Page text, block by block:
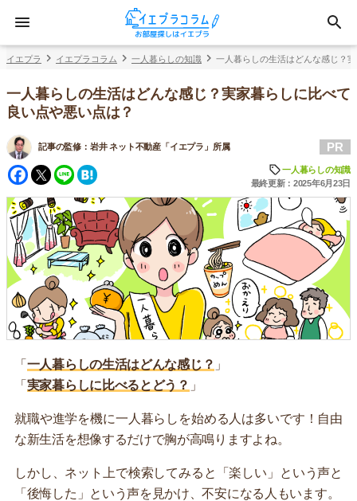
イエプラ イエプラコラム 一人暮らしの知識 一人暮らしの生活はどんな感じ？
一人暮らしの生活はどんな感じ？実家暮らしに比べて
良い点や悪い点は？
記事の監修： 岩井 ネット不動産「イエプラ」所属
Facebook
Twitter
Line
PR
一人暮らしの知識
最終更新：2025年6月23日
「 一人暮らしの生活はどんな感じ？ 」
「 実家暮らしに比べるとどう？ 」
就職や進学を機に一人暮らしを始める人は多いです！自由
な新生活を想像するだけで胸が高鳴りますよね。
しかし、ネット上で検索してみると「楽しい」という声と
「後悔した」という声を見かけ、不安になる人もいます。